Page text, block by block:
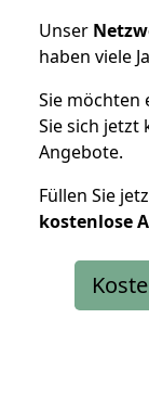
Unser
haben viele
Sie möchten
Sie sich jetzt
Angebote.
Füllen Sie
kostenlose